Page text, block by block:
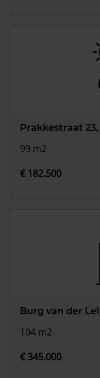
Prakkestraat
99 m2
€ 182.500
Burg van der
104 m2
€ 345.000